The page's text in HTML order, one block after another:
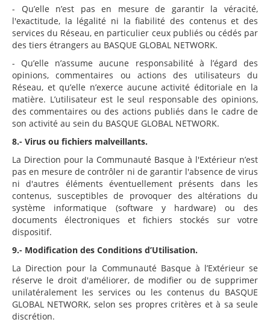
- Qu’elle n’est pas en mesure de garantir la véracité,
l'exactitude, la légalité ni la fiabilité des contenus et des
services du Réseau, en particulier ceux publiés ou cédés par
des tiers étrangers au BASQUE GLOBAL NETWORK.
- Qu’elle n’assume aucune responsabilité à l’égard des
opinions, commentaires ou actions des utilisateurs du
Réseau, et qu’elle n’exerce aucune activité éditoriale en la
matière. L’utilisateur est le seul responsable des opinions,
des commentaires ou des actions publiés dans le cadre de
son activité au sein du BASQUE GLOBAL NETWORK.
8.- Virus ou fichiers malveillants.
La Direction pour la Communauté Basque à l'Extérieur n’est
pas en mesure de contrôler ni de garantir l'absence de virus
ni d'autres éléments éventuellement présents dans les
contenus, susceptibles de provoquer des altérations du
système informatique (software y hardware) ou des
documents électroniques et fichiers stockés sur votre
dispositif.
9.- Modification des Conditions d’Utilisation.
La Direction pour la Communauté Basque à l’Extérieur se
réserve le droit d'améliorer, de modifier ou de supprimer
unilatéralement les services ou les contenus du BASQUE
GLOBAL NETWORK, selon ses propres critères et à sa seule
discrétion.